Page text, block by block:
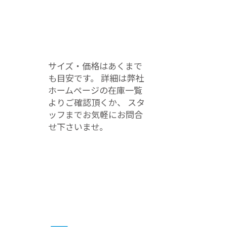
サイズ・価格はあくまで
も目安です。 詳細は弊社
ホームページの在庫一覧
よりご確認頂くか、 スタ
ッフまでお気軽にお問合
せ下さいませ。